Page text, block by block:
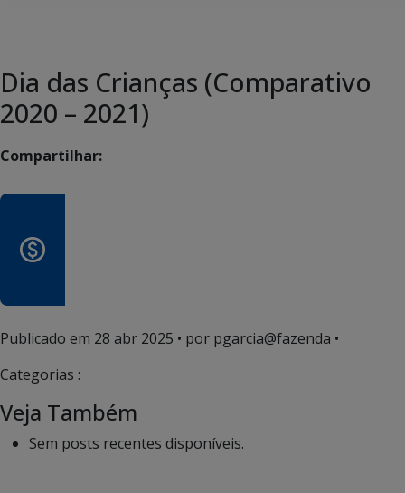
Dia das Crianças (Comparativo
2020 – 2021)
Compartilhar:
Publicado em 28 abr 2025 • por pgarcia@fazenda •
Categorias :
Veja Também
Sem posts recentes disponíveis.